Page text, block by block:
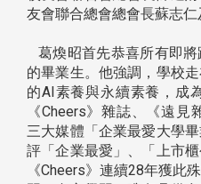
友會聯合總會總會長蘇志仁
葛煥昭首先恭喜所有即
的畢業生。他強調，學校
的AI素養與永續素養，成
《Cheers》雜誌、《遠見
三大媒體「企業最愛大學
評「企業最愛」、「上市
《Cheers》連續28年獲此